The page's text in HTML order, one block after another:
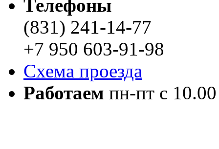
Телефоны
(831) 241-14-77
+7 950 603-91-98
Схема проезда
Работаем пн-пт с